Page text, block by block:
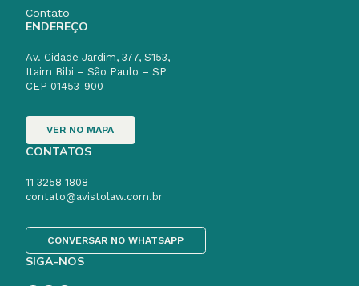
Contato
ENDEREÇO
Av. Cidade Jardim, 377, S153,
Itaim Bibi – São Paulo – SP
CEP 01453-900
VER NO MAPA
CONTATOS
11 3258 1808
contato@avistolaw.com.br
CONVERSAR NO WHATSAPP
SIGA-NOS